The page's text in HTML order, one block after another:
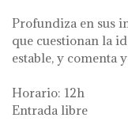
Profundiza en sus
que cuestionan la
estable, y comenta
Horario: 12h
Entrada libre